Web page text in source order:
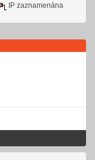
IP zaznamenána